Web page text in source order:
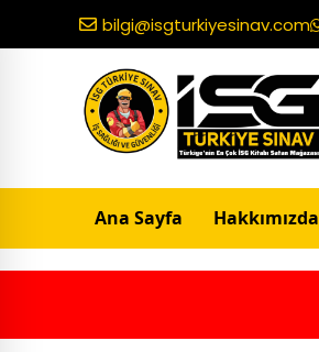
bilgi@isgturkiyesinav.com
Ana Sayfa Hakkımızda